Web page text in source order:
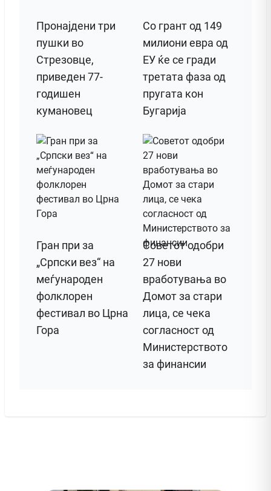
Пронајдени три
пушки во
Стрезовце,
приведен 77-
годишен
кумановец
Со грант од 149
милиони евра од
ЕУ ќе се гради
третата фаза од
пругата кон
Бугарија
Гран при за
„Српски вез“ на
меѓународен
фолклорен
фестивал во Црна
Гора
Советот одобри
27 нови
вработувања во
Домот за стари
лица, се чека
согласност од
Министерството
за финансии